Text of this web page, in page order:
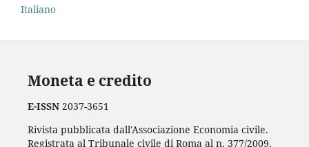
Italiano
Moneta e credito
E-ISSN2037-3651
Rivista pubblicata dall'Associazione Economia civile.
Registrata al Tribunale civile di Roma al n. 377/2009.